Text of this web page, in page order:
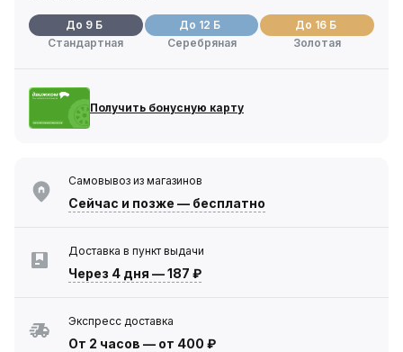
До 9 Б
Стандартная
До 12 Б
Серебряная
До 16 Б
Золотая
Получить бонусную карту
Самовывоз из магазинов
Сейчас и позже — бесплатно
Доставка в пункт выдачи
Через 4 дня —187 ₽
Экспресс доставка
От 2 часов — от 400 ₽